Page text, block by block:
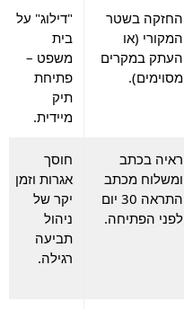
החזקה בשטר
המקורי (או
העתק במקרים
מסוימים).
"דילוג" על
בית
משפט –
פתיחת
תיק
מיידית.
ראיה בכתב
ומשלוח מכתב
התראה 30 יום
לפני הפתיחה.
חוסך
אגרות וזמן
יקר של
ניהול
תביעה
רגילה.